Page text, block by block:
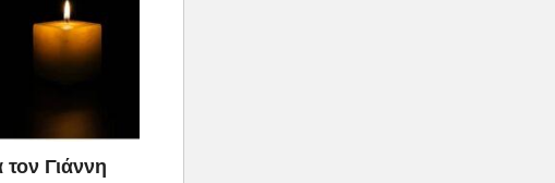
Γιάννη